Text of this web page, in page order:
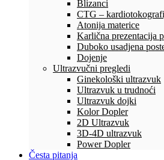
Blizanci
CTG –
Atonija materice
Karlična prezentacija
Duboko usadjena
Dojenje
Ultrazvučni pregledi
Ginekološki ultrazvuk
Ultrazvuk u trudnoći
Ultrazvuk dojki
Kolor Dopler
2D Ultrazvuk
3D-4D ultrazvuk
Power Dopler
Česta pitanja